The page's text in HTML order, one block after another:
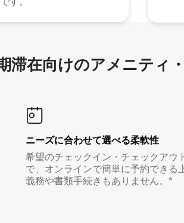
滞在向け⁠のア⁠メ⁠ニ⁠テ⁠ィ⁠
ニーズに合わせて選べる柔軟性
希望のチェックイン・チェックアウ
で、オンラインで簡単に予約できる
義務や書類手続きもありません。*